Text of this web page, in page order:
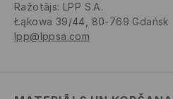
Ražotājs: LPP S.A.
Łąkowa 39/44, 80-769 Gdańsk
lpp@lppsa.com